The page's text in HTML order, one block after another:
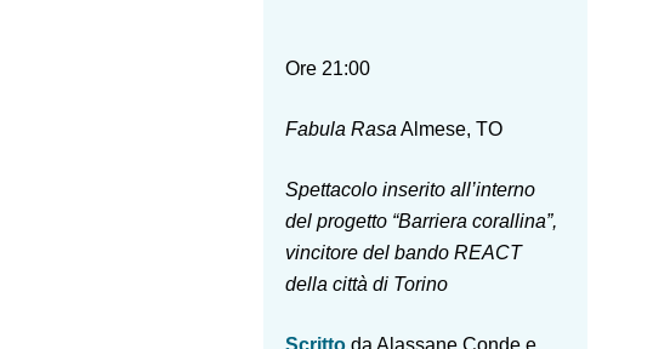
Ore 21:00
Fabula Rasa Almese, TO
Spettacolo inserito all’interno
del progetto “Barriera corallina”,
vincitore del bando REACT
della città di Torino
Scritto da Alassane Conde e